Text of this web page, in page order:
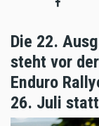
Die 22.
steht vor
Enduro
26. Juli